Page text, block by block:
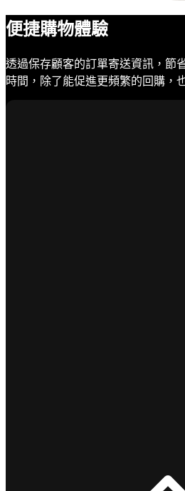
便捷購物體驗
透過保存顧客的訂單寄送資訊，節
時間，除了能促進更頻繁的回購，